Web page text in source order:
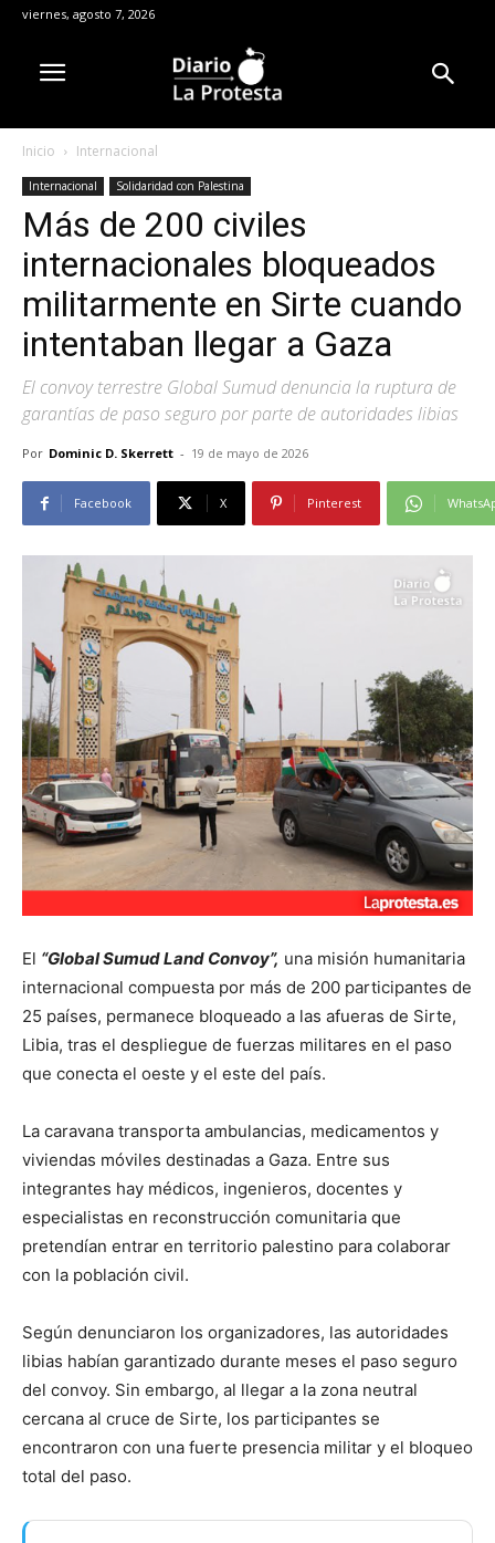
viernes, agosto 7, 2026
Inicio Internacional
Internacional Solidaridad con Palestina
Más de 200 civiles
internacionales bloqueados
militarmente en Sirte cuando
intentaban llegar a Gaza
El convoy terrestre Global Sumud denuncia la ruptura de
garantías de paso seguro por parte de autoridades libias
Por Dominic D. Skerrett - 19 de mayo de 2026
Facebook X Pinterest
El “Global Sumud Land Convoy”, una misión humanitaria
internacional compuesta por más de 200 participantes de
25 países, permanece bloqueado a las afueras de Sirte,
Libia, tras el despliegue de fuerzas militares en el paso
que conecta el oeste y el este del país.
La caravana transporta ambulancias, medicamentos y
viviendas móviles destinadas a Gaza. Entre sus
integrantes hay médicos, ingenieros, docentes y
especialistas en reconstrucción comunitaria que
pretendían entrar en territorio palestino para colaborar
con la población civil.
Según denunciaron los organizadores, las autoridades
libias habían garantizado durante meses el paso seguro
del convoy. Sin embargo, al llegar a la zona neutral
cercana al cruce de Sirte, los participantes se
encontraron con una fuerte presencia militar y el bloqueo
total del paso.